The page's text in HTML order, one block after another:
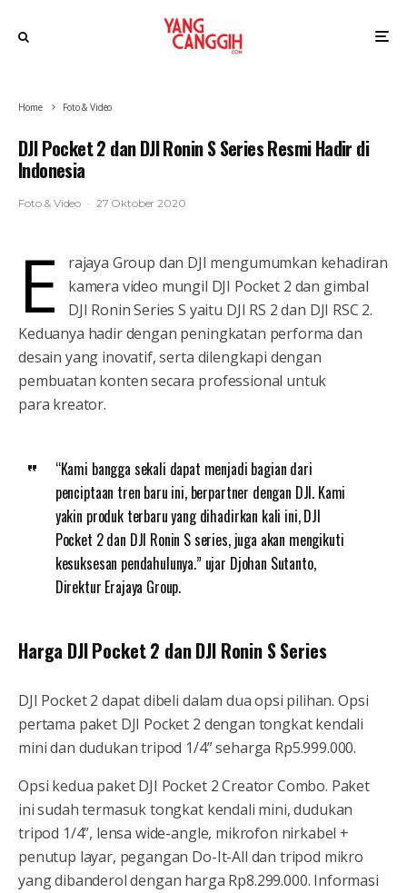
Home Foto & Video
DJI Pocket 2 dan DJI Ronin S Series Resmi Hadir di
Indonesia
Foto & Video · 27 Oktober 2020
E
rajaya Group dan DJI mengumumkan kehadiran
kamera video mungil DJI Pocket 2 dan gimbal
DJI Ronin Series S yaitu DJI RS 2 dan DJI RSC 2.
Keduanya hadir dengan peningkatan performa dan
desain yang inovatif, serta dilengkapi dengan
pembuatan konten secara professional untuk
para kreator.
“Kami bangga sekali dapat menjadi bagian dari
penciptaan tren baru ini, berpartner dengan DJI. Kami
yakin produk terbaru yang dihadirkan kali ini, DJI
Pocket 2 dan DJI Ronin S series, juga akan mengikuti
kesuksesan pendahulunya.” ujar Djohan Sutanto,
Direktur Erajaya Group.
Harga DJI Pocket 2 dan DJI Ronin S Series
DJI Pocket 2 dapat dibeli dalam dua opsi pilihan. Opsi
pertama paket DJI Pocket 2 dengan tongkat kendali
mini dan dudukan tripod 1/4” seharga Rp5.999.000.
Opsi kedua paket DJI Pocket 2 Creator Combo. Paket
ini sudah termasuk tongkat kendali mini, dudukan
tripod 1/4”, lensa wide-angle, mikrofon nirkabel +
penutup layar, pegangan Do-It-All dan tripod mikro
yang dibanderol dengan harga Rp8.299.000. Informasi